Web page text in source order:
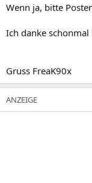
Wenn ja, bitte
Ich danke schonmal
Gruss FreaK90x